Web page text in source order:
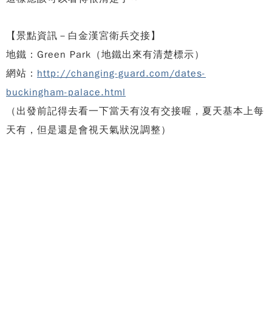
【景點資訊－白金漢宮衛兵交接】
地鐵：Green Park（地鐵出來有清楚標示）
網站： http://changing-guard.com/dates-
buckingham-palace.html
（出發前記得去看一下當天有沒有交接喔，夏天基本上每
天有，但是還是會視天氣狀況調整）